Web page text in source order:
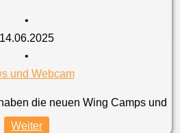
•
14.06.2025
•
und Webcam
die neuen Wing Camps und
Weiter